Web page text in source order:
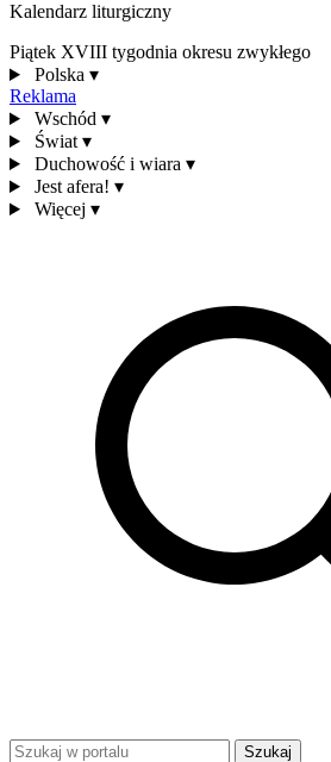
Kalendarz liturgiczny
Piątek XVIII tygodnia okresu zwykłego
Polska ▾
Reklama
Wschód ▾
Świat ▾
Duchowość i wiara ▾
Jest afera! ▾
Więcej ▾
Szukaj